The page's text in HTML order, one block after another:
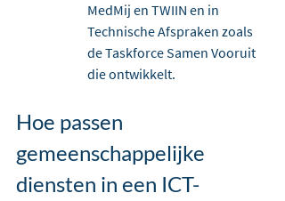
MedMij en TWIIN en in
Technische Afspraken zoals
de Taskforce Samen Vooruit
die ontwikkelt.
Hoe passen
gemeenschappelijke
diensten in een ICT-